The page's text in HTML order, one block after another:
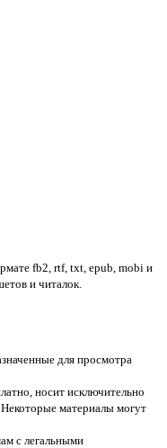
fb2, rtf, txt, epub, mobi и
и читалок.
для просмотра
носит исключительно
материалы могут
с легальными